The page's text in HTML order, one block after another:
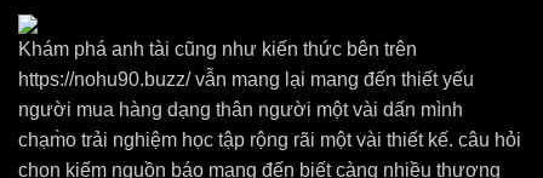
Khám phá anh tài cũng như kiến thức bên trên
https://nohu90.buzz/ vẫn mang lại mang đến thiết yếu
người mua hàng dạng thân người một vài dấn mình
chạm̀o trải nghiệm học tập rộng rãi một vài thiết kế. câu hỏi
chọn kiếm nguồn báo mang đến biết càng nhiều thương